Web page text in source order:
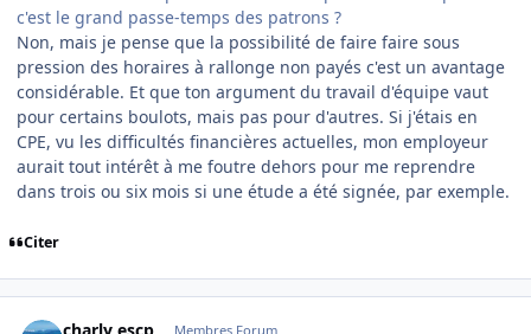
c'est le grand passe-temps des patrons ?
Non, mais je pense que la possibilité de faire faire sous
pression des horaires à rallonge non payés c'est un avantage
considérable. Et que ton argument du travail d'équipe vaut
pour certains boulots, mais pas pour d'autres. Si j'étais en
CPE, vu les difficultés financières actuelles, mon employeur
aurait tout intérêt à me foutre dehors pour me reprendre
dans trois ou six mois si une étude a été signée, par exemple.
Citer
charly escp Membres Forum